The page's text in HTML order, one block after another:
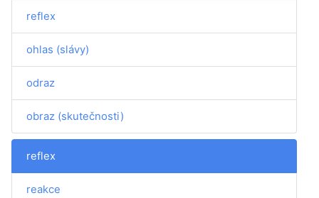
reflex
ohlas (slávy)
odraz
obraz (skutečnosti)
reflex
reakce